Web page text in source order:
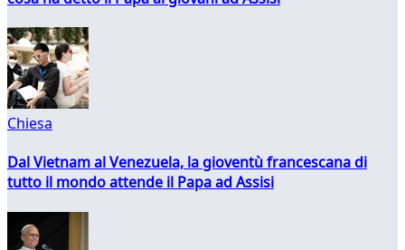
Chiesa
Dal Vietnam al Venezuela, la gioventù francescana di
tutto il mondo attende il Papa ad Assisi